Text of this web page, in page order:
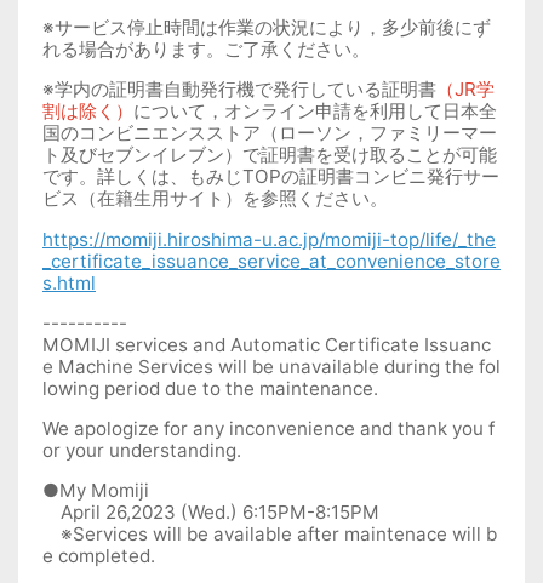
※サービス停止時間は作業の状況により，多少前後にず
れる場合があります。ご了承ください。
※学内の証明書自動発行機で発行している証明書 （JR学
割は除く） について，オンライン申請を利用して日本全
国のコンビニエンスストア（ローソン，ファミリーマー
ト及びセブンイレブン）で証明書を受け取ることが可能
です。詳しくは、もみじTOPの証明書コンビニ発行サー
ビス（在籍生用サイト）を参照ください。
https://momiji.hiroshima-u.ac.jp/momiji-top/life/_the
_certificate_issuance_service_at_convenience_store
s.html
----------
MOMIJI services and Automatic Certificate Issuanc
e Machine Services will be unavailable during the fol
lowing period due to the maintenance.
We apologize for any inconvenience and thank you f
or your understanding.
●My Momiji
April 26,2023 (Wed.) 6:15PM-8:15PM
※Services will be available after maintenace will b
e completed.